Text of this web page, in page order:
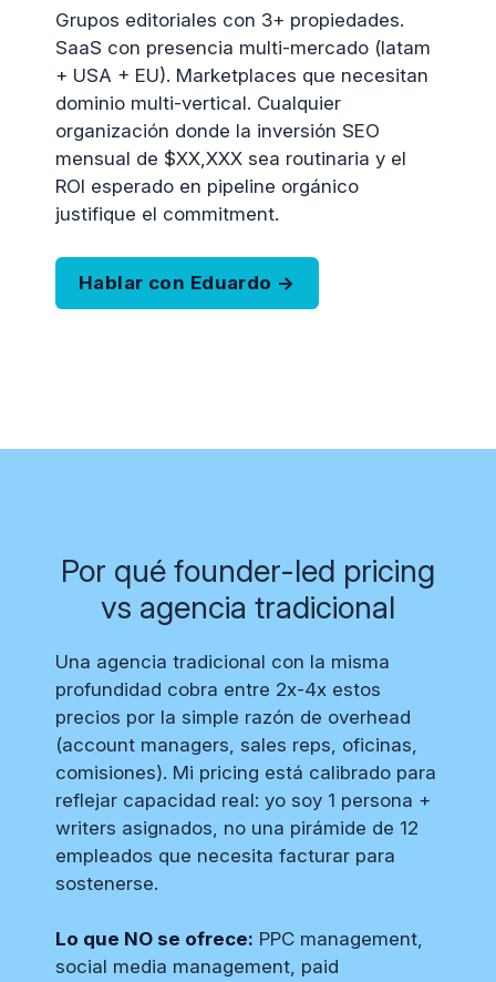
Grupos editoriales con 3+ propiedades.
SaaS con presencia multi-mercado (latam
+ USA + EU). Marketplaces que necesitan
dominio multi-vertical. Cualquier
organización donde la inversión SEO
mensual de $XX,XXX sea routinaria y el
ROI esperado en pipeline orgánico
justifique el commitment.
Hablar con Eduardo →
Por qué founder-led pricing
vs agencia tradicional
Una agencia tradicional con la misma
profundidad cobra entre 2x-4x estos
precios por la simple razón de overhead
(account managers, sales reps, oficinas,
comisiones). Mi pricing está calibrado para
reflejar capacidad real: yo soy 1 persona +
writers asignados, no una pirámide de 12
empleados que necesita facturar para
sostenerse.
Lo que NO se ofrece: PPC management,
social media management, paid